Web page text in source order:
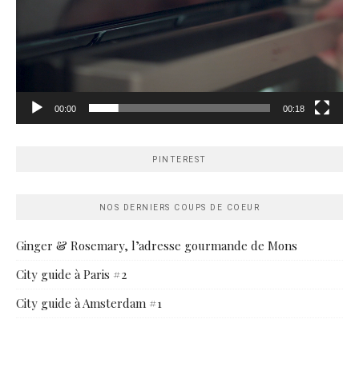
00:00 00:18
PINTEREST
NOS DERNIERS COUPS DE COEUR
Ginger & Rosemary, l’adresse gourmande de Mons
City guide à Paris #2
City guide à Amsterdam #1